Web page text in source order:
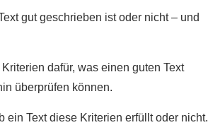
gut geschrieben ist oder nicht – und
dafür, was einen guten Text
überprüfen können.
Text diese Kriterien erfüllt oder nicht.